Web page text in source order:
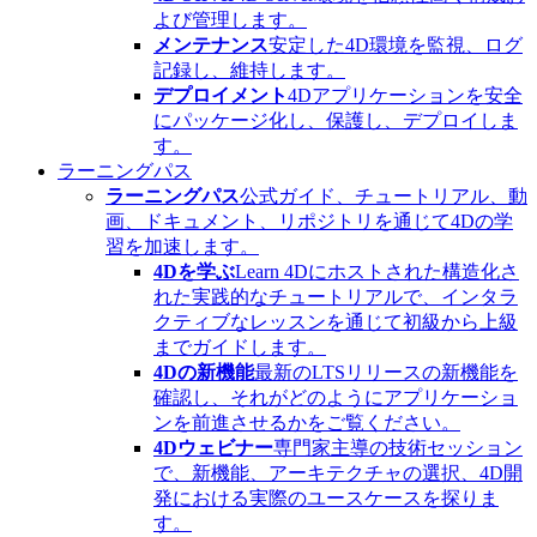
よび管理します。
メンテナンス安定した4D環境を監視、ログ
記録し、維持します。
デプロイメント4Dアプリケーションを安全
にパッケージ化し、保護し、デプロイしま
す。
ラーニングパス
ラーニングパス公式ガイド、チュートリアル、動
画、ドキュメント、リポジトリを通じて4Dの学
習を加速します。
4Dを学ぶLearn 4Dにホストされた構造化さ
れた実践的なチュートリアルで、インタラ
クティブなレッスンを通じて初級から上級
までガイドします。
4Dの新機能最新のLTSリリースの新機能を
確認し、それがどのようにアプリケーショ
ンを前進させるかをご覧ください。
4Dウェビナー専門家主導の技術セッション
で、新機能、アーキテクチャの選択、4D開
発における実際のユースケースを探りま
す。